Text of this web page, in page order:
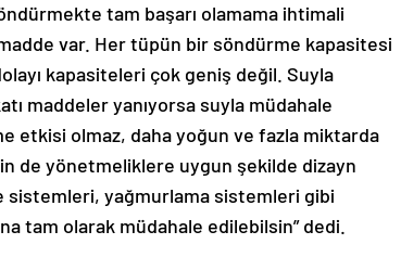
tam başarı olamama ihtimali
var. Her tüpün bir söndürme kapasitesi
kapasiteleri çok geniş değil. Suyla
maddeler yanıyorsa suyla müdahale
etkisi olmaz, daha yoğun ve fazla miktarda
de yönetmeliklere uygun şekilde dizayn
sistemleri, yağmurlama sistemleri gibi
tam olarak müdahale edilebilsin” dedi.